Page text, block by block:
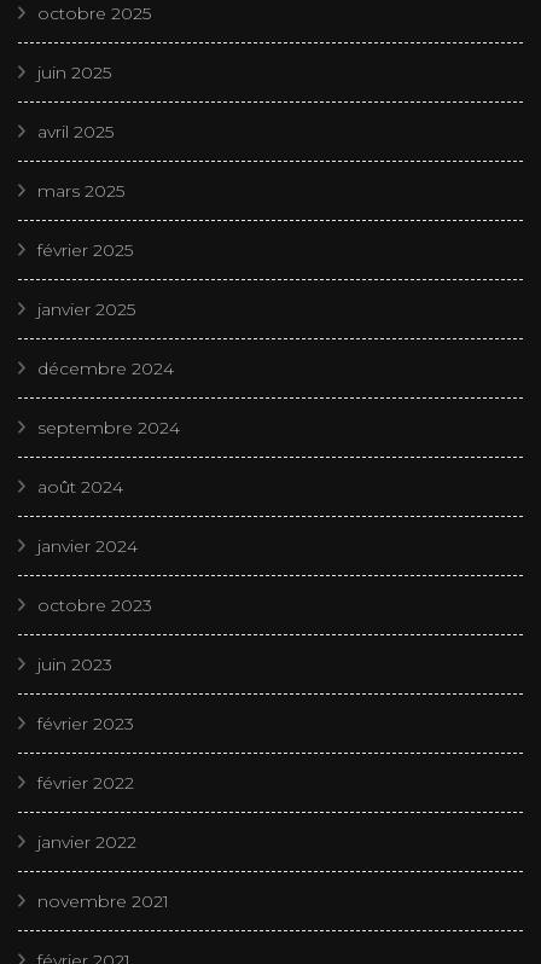
octobre 2025
juin 2025
avril 2025
mars 2025
février 2025
janvier 2025
décembre 2024
septembre 2024
août 2024
janvier 2024
octobre 2023
juin 2023
février 2023
février 2022
janvier 2022
novembre 2021